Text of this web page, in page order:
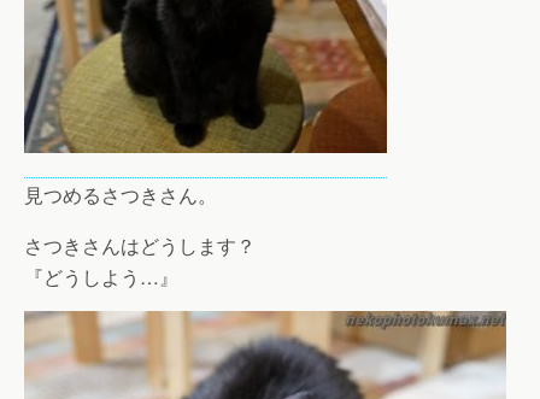
見つめるさつきさん。
さつきさんはどうします？
『どうしよう…』